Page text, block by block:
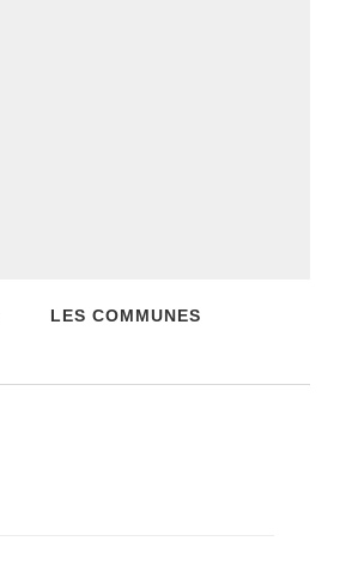
LES COMMUNES